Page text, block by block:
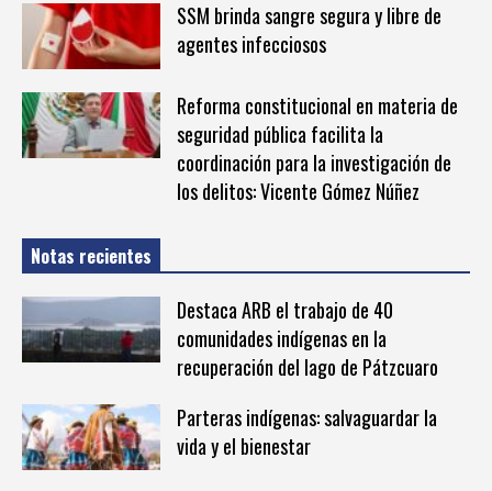
SSM brinda sangre segura y libre de
agentes infecciosos
Reforma constitucional en materia de
seguridad pública facilita la
coordinación para la investigación de
los delitos: Vicente Gómez Núñez
Notas recientes
Destaca ARB el trabajo de 40
comunidades indígenas en la
recuperación del lago de Pátzcuaro
Parteras indígenas: salvaguardar la
vida y el bienestar